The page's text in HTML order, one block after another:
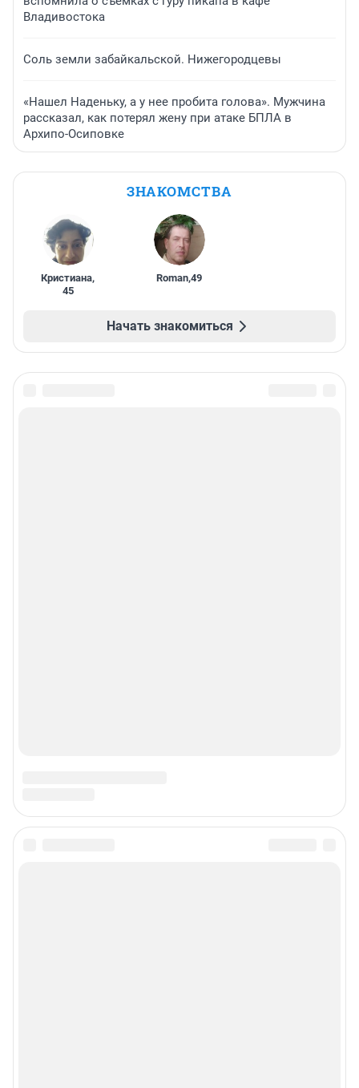
Владивостока
Соль земли забайкальской. Нижегородцевы
«Нашел Наденьку, а у нее пробита голова». Мужчина
рассказал, как потерял жену при атаке БПЛА в
Архипо-Осиповке
ЗНАКОМСТВА
Кристиана,
45
Roman,49
Начать знакомиться